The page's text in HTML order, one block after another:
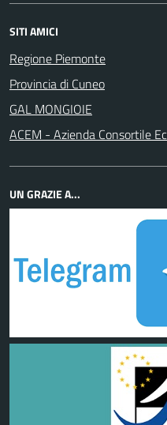
SITI AMICI
Regione Piemonte
Provincia di Cuneo
GAL MONGIOIE
ACEM - Azienda Consortile
UN GRAZIE A...